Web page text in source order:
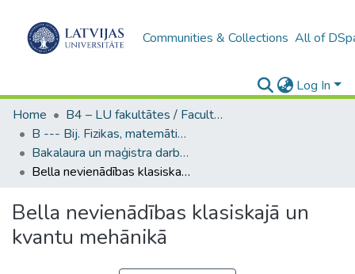
Communities & Collections All of
Log In
Home
B4 – LU fakultātes / Faculties of the UL
B --- Bij. Fizikas, matemātikas un optometrijas fakultātes studentu noslēguma darbi / Faculty of Physics, Mathematics and Optometry - Graduate works
Bakalaura un maģistra darbi (FMOF) / Bachelor's and Master's theses
Bella nevienādības klasiskajā un kvantu mehānikā
Bella nevienādības klasiskajā un
kvantu mehānikā